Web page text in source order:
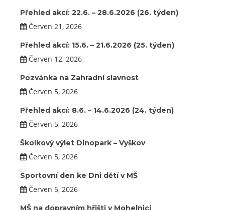
Přehled akcí: 22.6. – 28.6.2026 (26. týden)
Červen 21, 2026
Přehled akcí: 15.6. – 21.6.2026 (25. týden)
Červen 12, 2026
Pozvánka na Zahradní slavnost
Červen 5, 2026
Přehled akcí: 8.6. – 14.6.2026 (24. týden)
Červen 5, 2026
Školkový výlet Dinopark – Vyškov
Červen 5, 2026
Sportovní den ke Dni dětí v MŠ
Červen 5, 2026
MŠ na dopravním hřišti v Mohelnici